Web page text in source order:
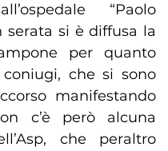
“Paolo
serata si è diffusa la
per quanto
che si sono
manifestando
c’è però alcuna
che peraltro